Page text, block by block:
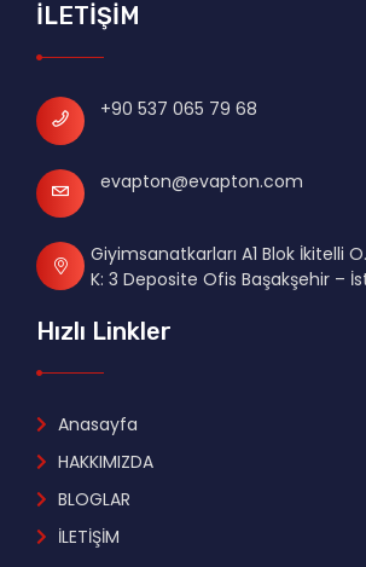
İLETİŞİM
+90 537 065 79 68
evapton@evapton.com
Giyimsanatkarları A1 Blok İkitelli
K: 3 Deposite Ofis Başakşehir –
Hızlı Linkler
Anasayfa
HAKKIMIZDA
BLOGLAR
İLETİŞİM